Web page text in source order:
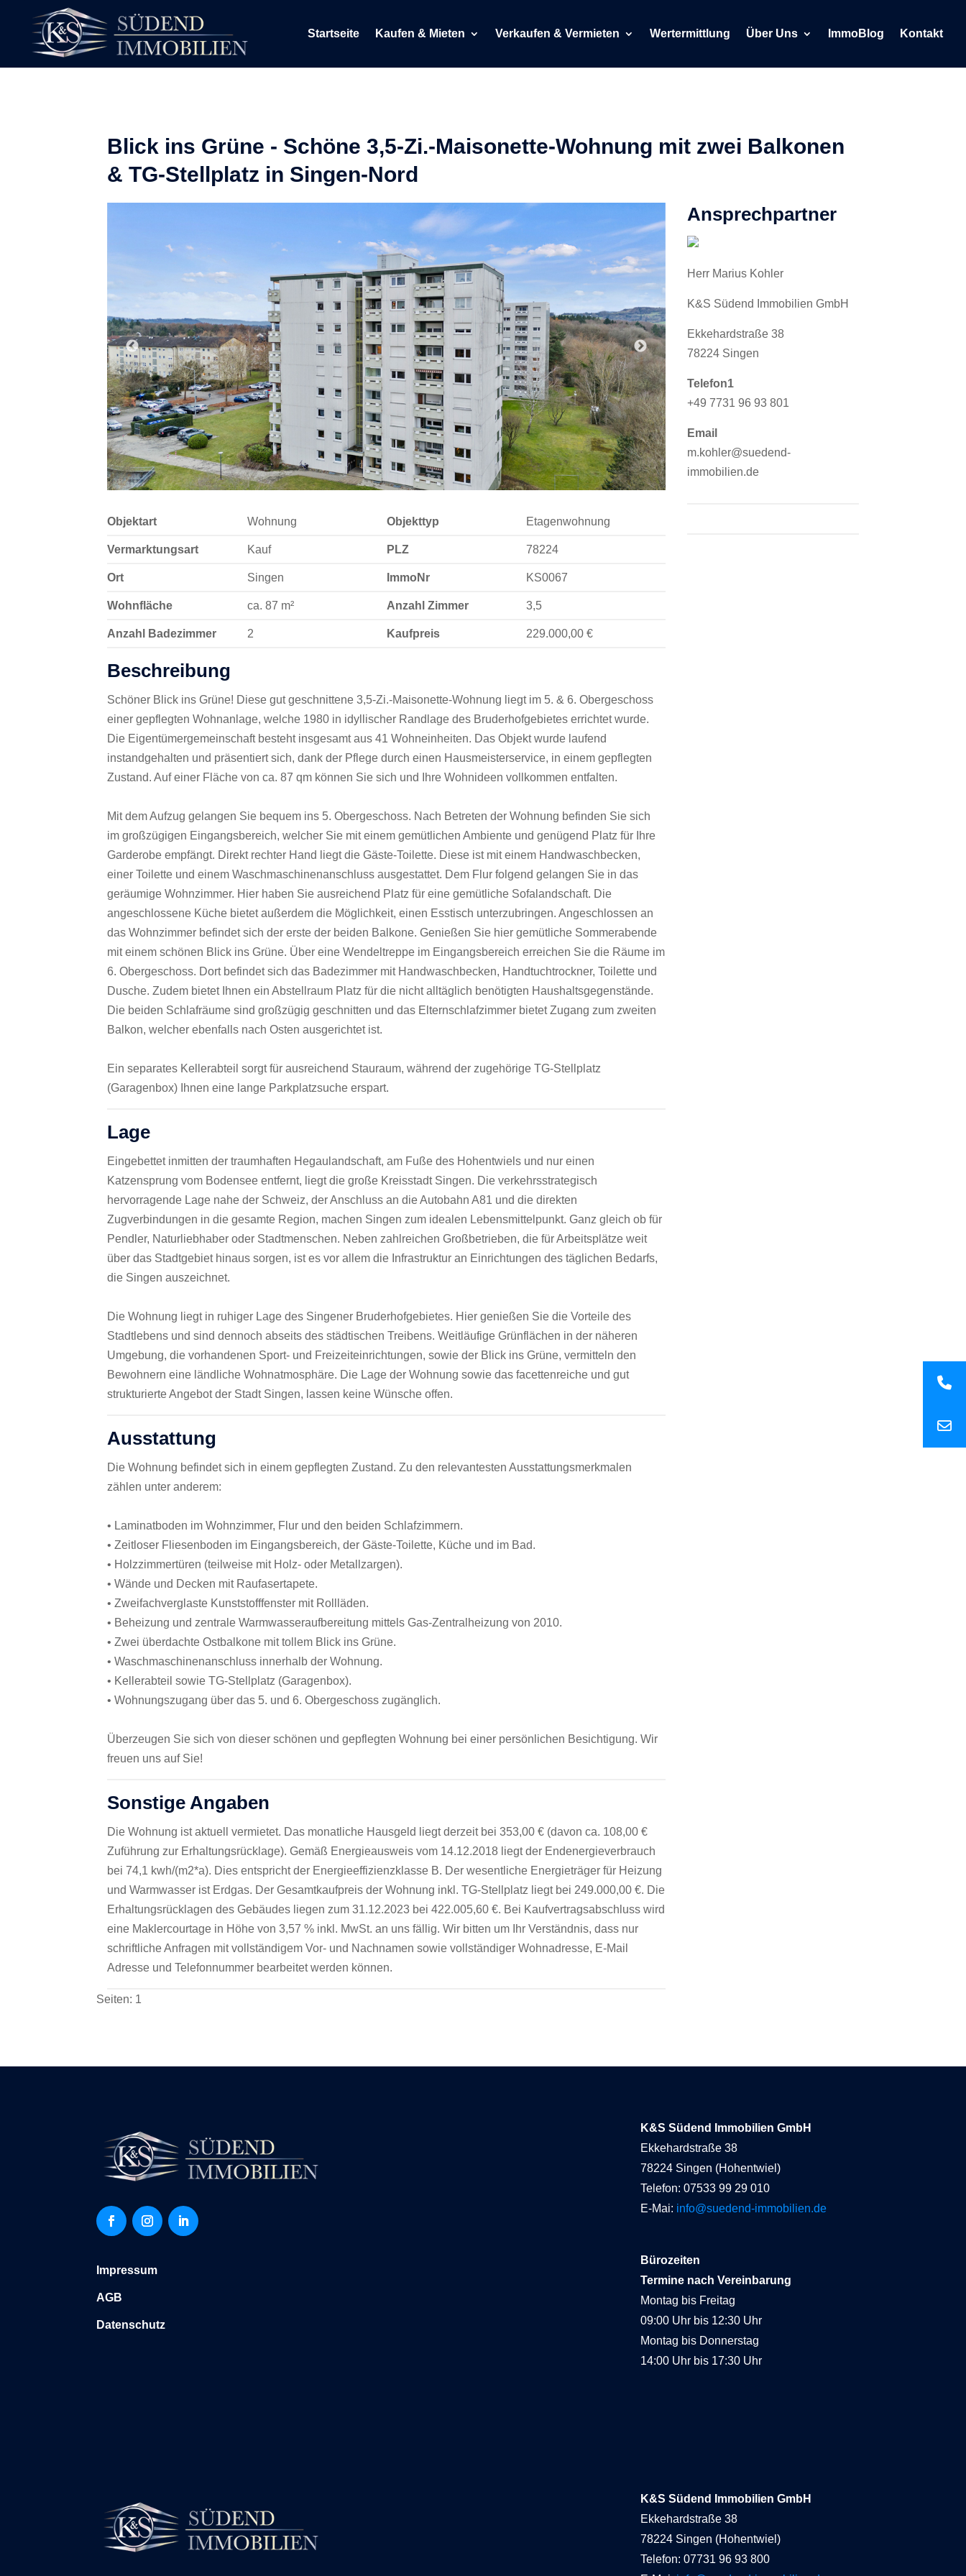
Startseite Kaufen & Mieten Verkaufen & Vermieten Wertermittlung Über Uns ImmoBlog Kontakt
Blick ins Grüne - Schöne 3,5-Zi.-Maisonette-Wohnung mit zwei Balkonen
& TG-Stellplatz in Singen-Nord
Objektart Wohnung Objekttyp Etagenwohnung
Vermarktungsart Kauf PLZ 78224
Ort Singen ImmoNr KS0067
Wohnfläche ca. 87 m² Anzahl Zimmer 3,5
Anzahl Badezimmer 2 Kaufpreis 229.000,00 €
Beschreibung
Schöner Blick ins Grüne! Diese gut geschnittene 3,5-Zi.-Maisonette-Wohnung liegt im 5. & 6. Obergeschoss
einer gepflegten Wohnanlage, welche 1980 in idyllischer Randlage des Bruderhofgebietes errichtet wurde.
Die Eigentümergemeinschaft besteht insgesamt aus 41 Wohneinheiten. Das Objekt wurde laufend
instandgehalten und präsentiert sich, dank der Pflege durch einen Hausmeisterservice, in einem gepflegten
Zustand. Auf einer Fläche von ca. 87 qm können Sie sich und Ihre Wohnideen vollkommen entfalten.
Mit dem Aufzug gelangen Sie bequem ins 5. Obergeschoss. Nach Betreten der Wohnung befinden Sie sich
im großzügigen Eingangsbereich, welcher Sie mit einem gemütlichen Ambiente und genügend Platz für Ihre
Garderobe empfängt. Direkt rechter Hand liegt die Gäste-Toilette. Diese ist mit einem Handwaschbecken,
einer Toilette und einem Waschmaschinenanschluss ausgestattet. Dem Flur folgend gelangen Sie in das
geräumige Wohnzimmer. Hier haben Sie ausreichend Platz für eine gemütliche Sofalandschaft. Die
angeschlossene Küche bietet außerdem die Möglichkeit, einen Esstisch unterzubringen. Angeschlossen an
das Wohnzimmer befindet sich der erste der beiden Balkone. Genießen Sie hier gemütliche Sommerabende
mit einem schönen Blick ins Grüne. Über eine Wendeltreppe im Eingangsbereich erreichen Sie die Räume im
6. Obergeschoss. Dort befindet sich das Badezimmer mit Handwaschbecken, Handtuchtrockner, Toilette und
Dusche. Zudem bietet Ihnen ein Abstellraum Platz für die nicht alltäglich benötigten Haushaltsgegenstände.
Die beiden Schlafräume sind großzügig geschnitten und das Elternschlafzimmer bietet Zugang zum zweiten
Balkon, welcher ebenfalls nach Osten ausgerichtet ist.
Ein separates Kellerabteil sorgt für ausreichend Stauraum, während der zugehörige TG-Stellplatz
(Garagenbox) Ihnen eine lange Parkplatzsuche erspart.
Lage
Eingebettet inmitten der traumhaften Hegaulandschaft, am Fuße des Hohentwiels und nur einen
Katzensprung vom Bodensee entfernt, liegt die große Kreisstadt Singen. Die verkehrsstrategisch
hervorragende Lage nahe der Schweiz, der Anschluss an die Autobahn A81 und die direkten
Zugverbindungen in die gesamte Region, machen Singen zum idealen Lebensmittelpunkt. Ganz gleich ob für
Pendler, Naturliebhaber oder Stadtmenschen. Neben zahlreichen Großbetrieben, die für Arbeitsplätze weit
über das Stadtgebiet hinaus sorgen, ist es vor allem die Infrastruktur an Einrichtungen des täglichen Bedarfs,
die Singen auszeichnet.
Die Wohnung liegt in ruhiger Lage des Singener Bruderhofgebietes. Hier genießen Sie die Vorteile des
Stadtlebens und sind dennoch abseits des städtischen Treibens. Weitläufige Grünflächen in der näheren
Umgebung, die vorhandenen Sport- und Freizeiteinrichtungen, sowie der Blick ins Grüne, vermitteln den
Bewohnern eine ländliche Wohnatmosphäre. Die Lage der Wohnung sowie das facettenreiche und gut
strukturierte Angebot der Stadt Singen, lassen keine Wünsche offen.
Ausstattung
Die Wohnung befindet sich in einem gepflegten Zustand. Zu den relevantesten Ausstattungsmerkmalen
zählen unter anderem:
• Laminatboden im Wohnzimmer, Flur und den beiden Schlafzimmern.
• Zeitloser Fliesenboden im Eingangsbereich, der Gäste-Toilette, Küche und im Bad.
• Holzzimmertüren (teilweise mit Holz- oder Metallzargen).
• Wände und Decken mit Raufasertapete.
• Zweifachverglaste Kunststofffenster mit Rollläden.
• Beheizung und zentrale Warmwasseraufbereitung mittels Gas-Zentralheizung von 2010.
• Zwei überdachte Ostbalkone mit tollem Blick ins Grüne.
• Waschmaschinenanschluss innerhalb der Wohnung.
• Kellerabteil sowie TG-Stellplatz (Garagenbox).
• Wohnungszugang über das 5. und 6. Obergeschoss zugänglich.
Überzeugen Sie sich von dieser schönen und gepflegten Wohnung bei einer persönlichen Besichtigung. Wir
freuen uns auf Sie!
Sonstige Angaben
Die Wohnung ist aktuell vermietet. Das monatliche Hausgeld liegt derzeit bei 353,00 € (davon ca. 108,00 €
Zuführung zur Erhaltungsrücklage). Gemäß Energieausweis vom 14.12.2018 liegt der Endenergieverbrauch
bei 74,1 kwh/(m2*a). Dies entspricht der Energieeffizienzklasse B. Der wesentliche Energieträger für Heizung
und Warmwasser ist Erdgas. Der Gesamtkaufpreis der Wohnung inkl. TG-Stellplatz liegt bei 249.000,00 €. Die
Erhaltungsrücklagen des Gebäudes liegen zum 31.12.2023 bei 422.005,60 €. Bei Kaufvertragsabschluss wird
eine Maklercourtage in Höhe von 3,57 % inkl. MwSt. an uns fällig. Wir bitten um Ihr Verständnis, dass nur
schriftliche Anfragen mit vollständigem Vor- und Nachnamen sowie vollständiger Wohnadresse, E-Mail
Adresse und Telefonnummer bearbeitet werden können.
Ansprechpartner
Herr Marius Kohler
K&S Südend Immobilien GmbH
Ekkehardstraße 38
78224 Singen
Telefon1
+49 7731 96 93 801
Email
m.kohler@suedend-
immobilien.de
Seiten: 1
Impressum
AGB
Datenschutz
K&S Südend Immobilien GmbH
Ekkehardstraße 38
78224 Singen (Hohentwiel)
Telefon: 07533 99 29 010
E-Mai: info@suedend-immobilien.de
Bürozeiten
Termine nach Vereinbarung
Montag bis Freitag
09:00 Uhr bis 12:30 Uhr
Montag bis Donnerstag
14:00 Uhr bis 17:30 Uhr
K&S Südend Immobilien GmbH
Ekkehardstraße 38
78224 Singen (Hohentwiel)
Telefon: 07731 96 93 800